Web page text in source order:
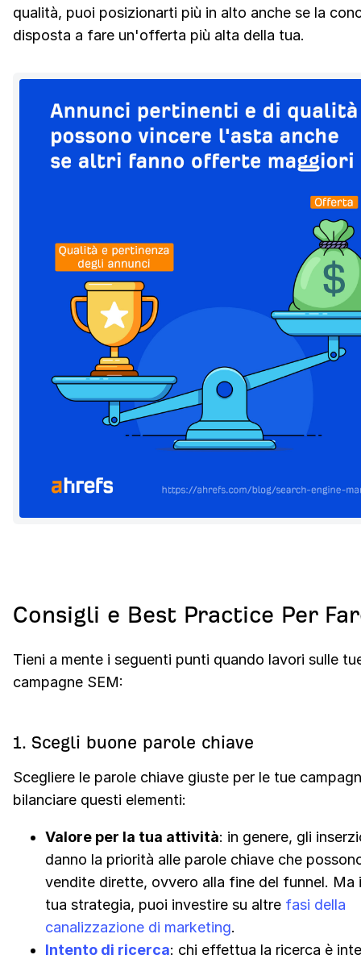
qualità, puoi posizionarti più in alto anche se la
disposta a fare un'offerta più alta della tua.
Consigli e Best Practice Per
Tieni a mente i seguenti punti quando lavori sulle
campagne SEM:
1. Scegli buone parole chiave
Scegliere le parole chiave giuste per le tue
bilanciare questi elementi:
Valore per la tua attività: in genere, gli
danno la priorità alle parole chiave che
vendite dirette, ovvero alla fine del funnel. Ma
tua strategia, puoi investire su altre fasi della
canalizzazione di marketing.
Intento di ricerca: chi effettua la ricerca è